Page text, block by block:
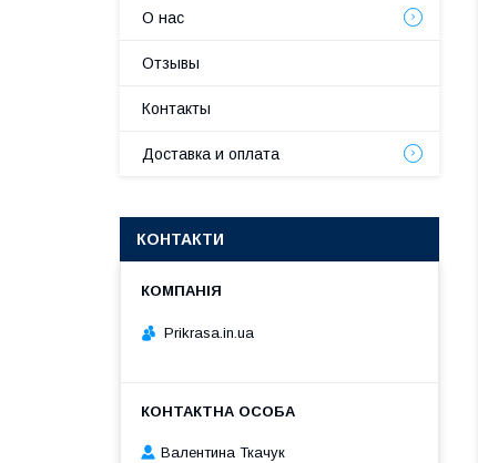
О нас
Отзывы
Контакты
Доставка и оплата
КОНТАКТИ
Prikrasa.in.ua
Валентина Ткачук